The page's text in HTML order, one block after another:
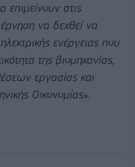
στις
να δεχθεί να
ενέργειας που
της βιομηχανίας,
εργασίας και
Οικονομίας».